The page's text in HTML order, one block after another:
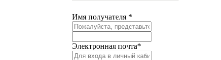
Имя получателя *
Электронная почта*